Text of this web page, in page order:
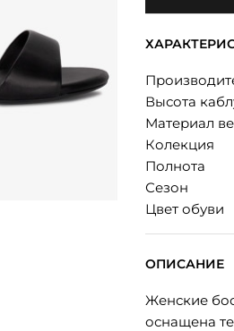
Высота
Материал
Колекция
Полнота
Сезон
Цвет обуви
ОПИСАНИЕ
Женские
оснащена